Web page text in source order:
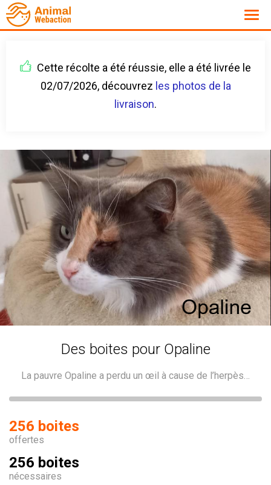
Cette récolte a été réussie, elle a été livrée le
02/07/2026, découvrez les photos de la
livraison.
Des boites pour Opaline
La pauvre Opaline a perdu un œil à cause de l’herpès…
256 boites
offertes
256 boites
nécessaires